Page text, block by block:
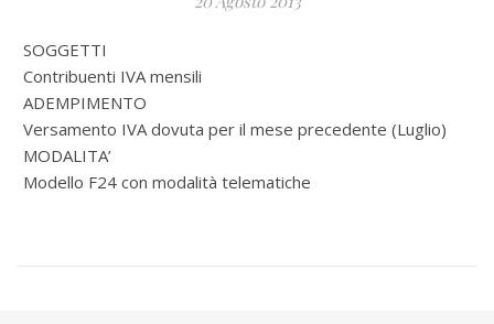
SOGGETTI
Contribuenti IVA mensili
ADEMPIMENTO
Versamento IVA dovuta per il mese precedente (Luglio)
MODALITA’
Modello F24 con modalità telematiche